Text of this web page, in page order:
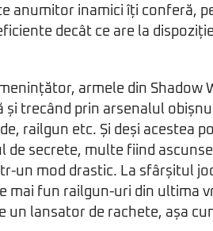
anumitor inamici îți conferă,
decât ce are la
armele din Shadow
trecând prin arsenalul
railgun etc. Și deși acestea
secrete, multe fiind
un mod drastic. La sfârșitul
mai fun railgun-uri din ultima
un lansator de rachete, așa